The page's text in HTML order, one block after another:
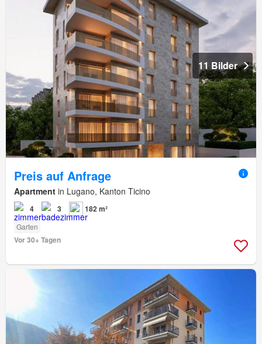
11 Bilder
Preis auf Anfrage
Apartment in Lugano, Kanton Ticino
4 3 182 m²
Garten
Vor 30+ Tagen